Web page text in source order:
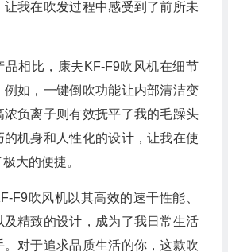
让我在吹发过程中感受到了前所未
品相比，康夫KF-F9吹风机在细节
例如，一键倒吹功能让内部清洁变
浓负离子则有效抚平了我的毛躁头
的机身和人性化的设计，让我在使
大的便捷。
F9吹风机以其高效的速干性能、
及精致的设计，成为了我日常生活
。对于追求品质生活的你，这款吹